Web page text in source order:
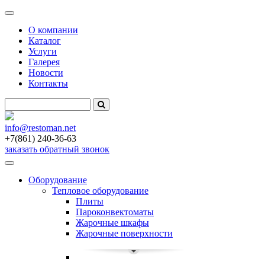
Меню
О компании
Каталог
Услуги
Галерея
Новости
Контакты
info@restoman.net
+7(861) 240-36-63
заказать обратный звонок
Toggle
navigationОборудование
Тепловое оборудование
Плиты
Пароконвектоматы
Жарочные шкафы
Жарочные поверхности